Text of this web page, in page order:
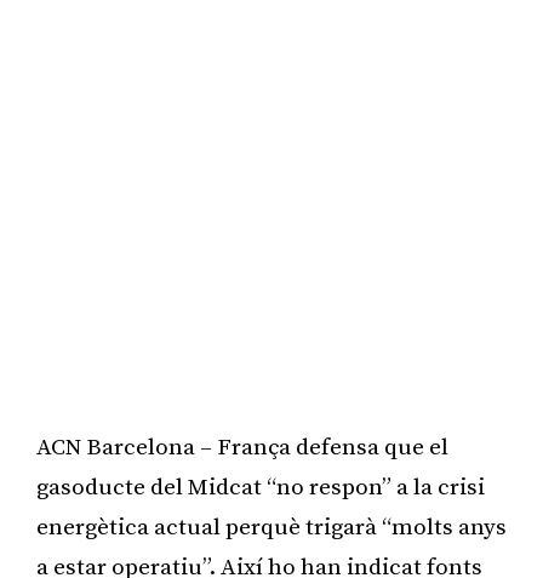
ACN Barcelona – França defensa que el
gasoducte del Midcat “no respon” a la crisi
energètica actual perquè trigarà “molts anys
a estar operatiu”. Així ho han indicat fonts